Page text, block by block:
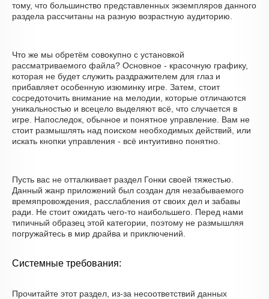
тому, что большинство представленных экземпляров данного
раздела рассчитаны на разную возрастную аудиторию.
Что же мы обретём совокупно с установкой
рассматриваемого файла? Основное - красочную графику,
которая не будет служить раздражителем для глаз и
прибавляет особенную изюминку игре. Затем, стоит
сосредоточить внимание на мелодии, которые отличаются
уникальностью и всецело выделяют всё, что случается в
игре. Напоследок, обычное и понятное управление. Вам не
стоит размышлять над поиском необходимых действий, или
искать кнопки управления - всё интуитивно понятно.
Пусть вас не отталкивает раздел Гонки своей тяжестью.
Данный жанр приложений был создан для незабываемого
времяпровождения, расслабления от своих дел и забавы
ради. Не стоит ожидать чего-то наибольшего. Перед нами
типичный образец этой категории, поэтому не размышляя
погружайтесь в мир драйва и приключений.
Системные требования:
Прочитайте этот раздел, из-за несоответствий данных